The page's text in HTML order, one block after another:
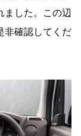
ました。この辺
非確認してくだ